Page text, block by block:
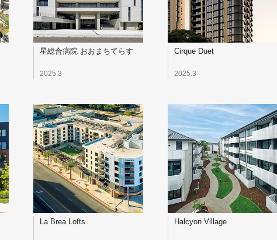
星総合病院 おおまちてらす
2025.3
Cirque Duet
2025.3
La Brea Lofts Halcyon Village